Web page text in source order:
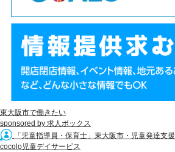
東大阪市で働きたい
sponsored by 求人ボックス
「児童指導員・保育士」東大阪市・児童発達支援
cocolo児童デイサービス